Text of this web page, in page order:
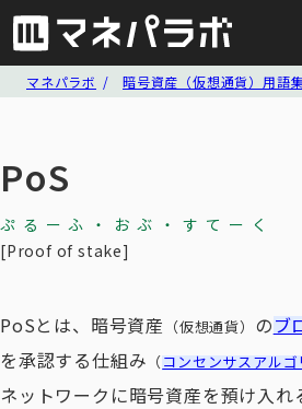
マネパラボ 暗号資産（仮想通貨）用語集
PoS
ぷるーふ・おぶ・すてーく
Proof of stake
PoSとは、暗号資産 （仮想通貨） のブ
を承認する仕組み （コンセンサスアル
ネットワークに暗号資産を預け入れ